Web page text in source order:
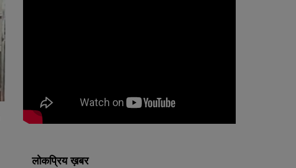
लोकप्रिय ख़बर